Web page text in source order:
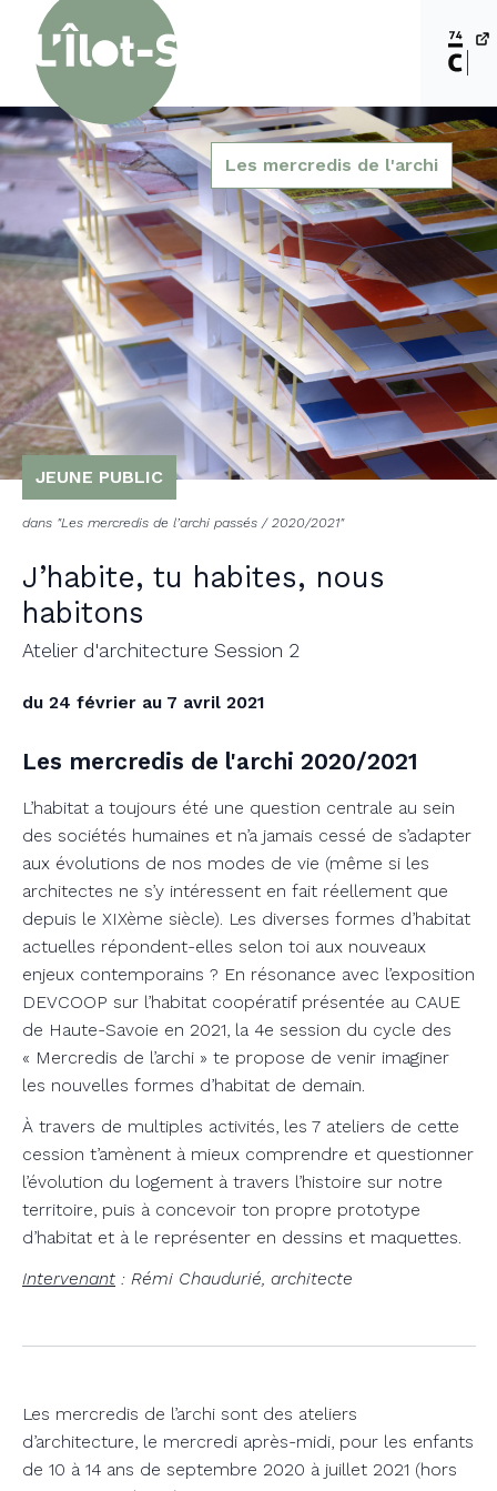
Les mercredis de l'archi
JEUNE PUBLIC
dans "Les mercredis de l’archi passés / 2020/2021"
J’habite, tu habites, nous
habitons
Atelier d'architecture Session 2
du 24 février au 7 avril 2021
Les mercredis de l'archi 2020/2021
L’habitat a toujours été une question centrale au sein
des sociétés humaines et n’a jamais cessé de s’adapter
aux évolutions de nos modes de vie (même si les
architectes ne s’y intéressent en fait réellement que
depuis le XIXème siècle). Les diverses formes d’habitat
actuelles répondent-elles selon toi aux nouveaux
enjeux contemporains ? En résonance avec l’exposition
DEVCOOP sur l’habitat coopératif présentée au CAUE
de Haute-Savoie en 2021, la 4e session du cycle des
« Mercredis de l’archi » te propose de venir imaginer
les nouvelles formes d’habitat de demain.
À travers de multiples activités, les 7 ateliers de cette
cession t’amènent à mieux comprendre et questionner
l’évolution du logement à travers l’histoire sur notre
territoire, puis à concevoir ton propre prototype
d’habitat et à le représenter en dessins et maquettes.
Intervenant : Rémi Chaudurié, architecte
Les mercredis de l’archi sont des ateliers
d’architecture, le mercredi après-midi, pour les enfants
de 10 à 14 ans de septembre 2020 à juillet 2021 (hors